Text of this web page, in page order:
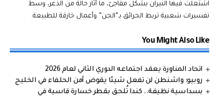
اشتعلت فيها النيران بشكل مفاجئ، ما أثار حالة من الذعر، وسط
تفسيرات شعبية تربط الحرائق بـ”الجن” وأعمال خارقة للطبيعة.
You Might Also Like
اتحاد المناورة يعقد اجتماعه الدوري الثاني لعام 2026
روبيو: واشنطن لن تفعل شيئا يقوض أمن الحلفاء في الخليج
بسداسية نظيفة.. كندا تُلحق بقطر خسارة قاسية في